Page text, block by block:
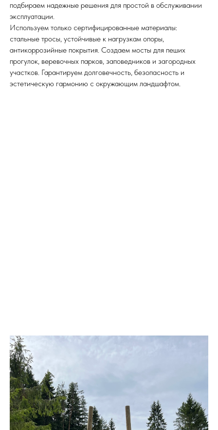
подбираем надежные решения для простой в обслуживании
эксплуатации.
Используем только сертифицированные материалы:
стальные тросы, устойчивые к нагрузкам опоры,
антикоррозийные покрытия. Создаем мосты для пеших
прогулок, веревочных парков, заповедников и загородных
участков. Гарантируем долговечность, безопасность и
эстетическую гармонию с окружающим ландшафтом.